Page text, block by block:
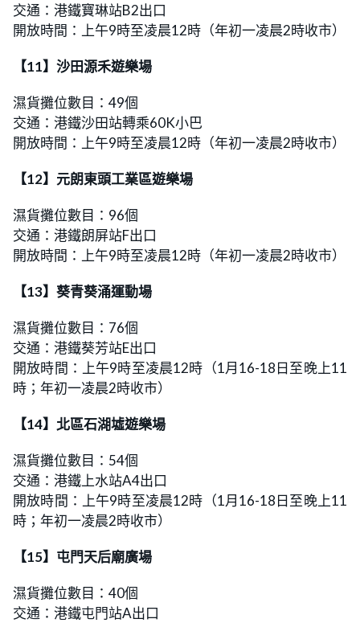
交通：港鐵寶琳站B2出口
開放時間：上午9時至凌晨12時（年初一凌晨2時收市）
【11】沙田源禾遊樂場
濕貨攤位數目：49個
交通：港鐵沙田站轉乘60K小巴
開放時間：上午9時至凌晨12時（年初一凌晨2時收市）
【12】元朗東頭工業區遊樂場
濕貨攤位數目：96個
交通：港鐵朗屏站F出口
開放時間：上午9時至凌晨12時（年初一凌晨2時收市）
【13】葵青葵涌運動場
濕貨攤位數目：76個
交通：港鐵葵芳站E出口
開放時間：上午9時至凌晨12時（1月16-18日至晚上11
時；年初一凌晨2時收市）
【14】北區石湖墟遊樂場
濕貨攤位數目：54個
交通：港鐵上水站A4出口
開放時間：上午9時至凌晨12時（1月16-18日至晚上11
時；年初一凌晨2時收市）
【15】屯門天后廟廣場
濕貨攤位數目：40個
交通：港鐵屯門站A出口